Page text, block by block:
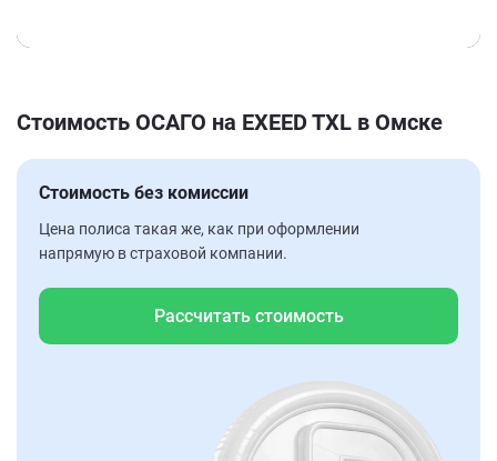
Стоимость ОСАГО на EXEED TXL в Омске
Стоимость без комиссии
Цена полиса такая же, как при оформлении
напрямую в страховой компании.
Рассчитать стоимость